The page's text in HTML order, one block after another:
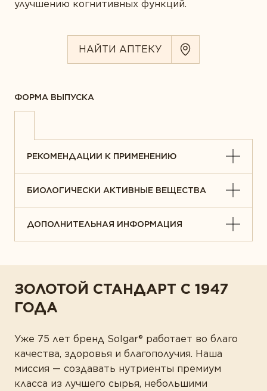
улучшению когнитивных функций.
НАЙТИ АПТЕКУ
ФОРМА ВЫПУСКА
РЕКОМЕНДАЦИИ К ПРИМЕНЕНИЮ
БИОЛОГИЧЕСКИ АКТИВНЫЕ ВЕЩЕСТВА
ДОПОЛНИТЕЛЬНАЯ ИНФОРМАЦИЯ
ЗОЛОТОЙ СТАНДАРТ С 1947
ГОДА
Уже 75 лет бренд Solgar® работает во благо
качества, здоровья и благополучия. Наша
миссия — создавать нутриенты премиум
класса из лучшего сырья, небольшими